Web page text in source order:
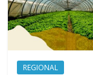
REGIONAL